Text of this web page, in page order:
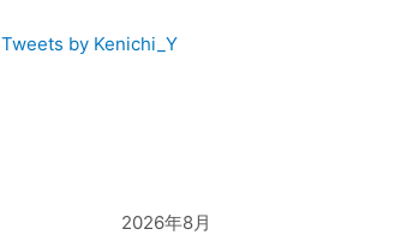
Tweets by Kenichi_Y
2026年8月